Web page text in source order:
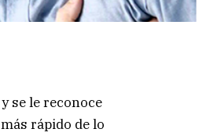
se le reconoce
rápido de lo